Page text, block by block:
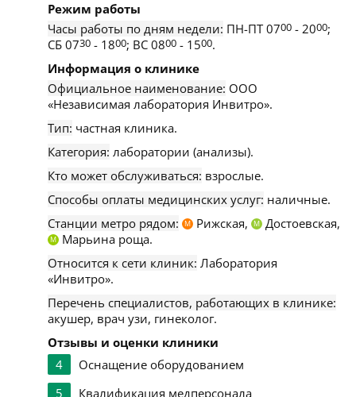
Режим работы
Часы работы по дням недели: ПН-ПТ 0700 - 2000;
СБ 0730 - 1800; ВС 0800 - 1500.
Информация о клинике
Официальное наименование: ООО
«Независимая лаборатория Инвитро».
Тип: частная клиника.
Категория: лаборатории (анализы).
Кто может обслуживаться: взрослые.
Способы оплаты медицинских услуг: наличные.
Станции метро рядом:
М Рижская, М Достоевская,
М
Марьина роща.
Относится к сети клиник: Лаборатория
«Инвитро».
Перечень специалистов, работающих в клинике:
акушер, врач узи, гинеколог.
Отзывы и оценки клиники
4
Оснащение оборудованием
5
Квалификация медперсонала